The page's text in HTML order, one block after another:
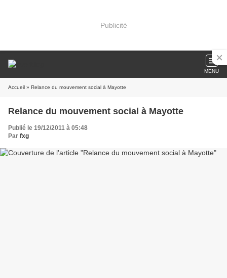
Publicité
MENU
Accueil » Relance du mouvement social à Mayotte
Relance du mouvement social à Mayotte
Publié le 19/12/2011 à 05:48
Par fxg